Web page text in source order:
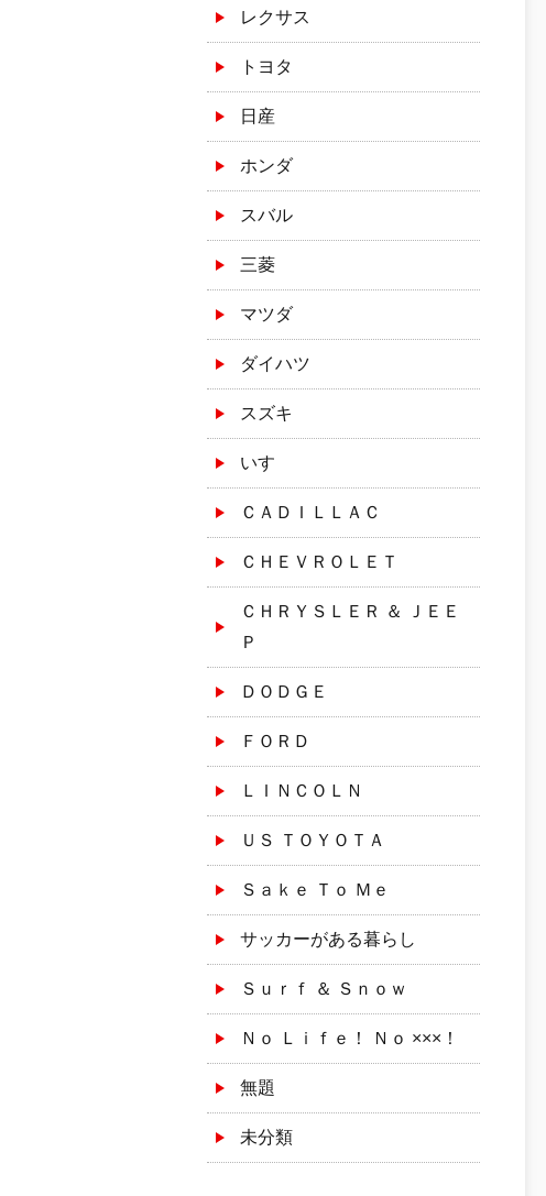
レクサス
トヨタ
日産
ホンダ
スバル
三菱
マツダ
ダイハツ
スズキ
いすゞ
ＣＡＤＩＬＬＡＣ
ＣＨＥＶＲＯＬＥＴ
ＣＨＲＹＳＬＥＲ ＆ ＪＥＥ
Ｐ
ＤＯＤＧＥ
ＦＯＲＤ
ＬＩＮＣＯＬＮ
ＵＳ ＴＯＹＯＴＡ
Ｓａｋｅ Ｔｏ Ｍｅ
サッカーがある暮らし
Ｓｕｒｆ ＆ Ｓｎｏｗ
Ｎｏ Ｌｉｆｅ！ Ｎｏ ×××！
無題
未分類